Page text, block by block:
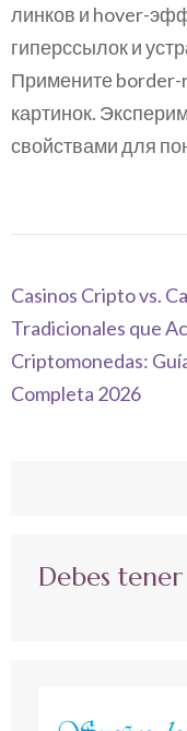
линков и hover-
гиперссылок и
Примените border-
картинок.
свойствами для
Navegación
de
entradas
Casinos Cripto vs.
Tradicionales que
Criptomonedas:
Completa 2026
Debes